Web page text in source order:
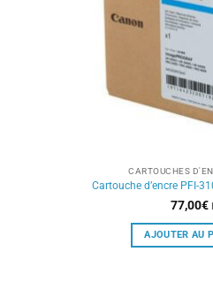
CARTOUCHES
Cartouche d’encre PFI-
77,00€
AJOUTER AU